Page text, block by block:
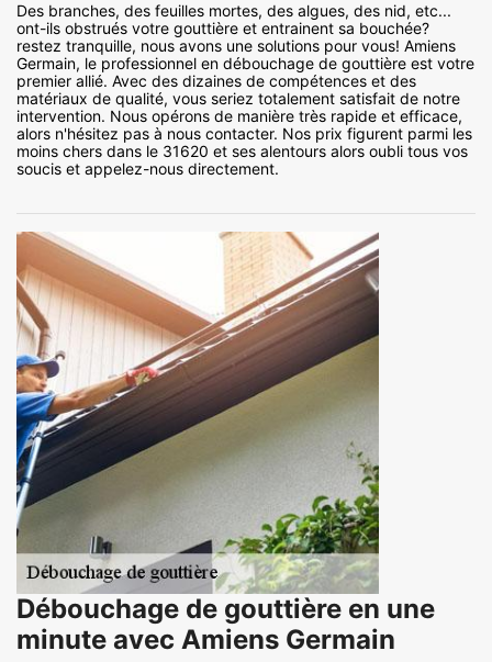
Des branches, des feuilles mortes, des algues, des nid, etc...
ont-ils obstrués votre gouttière et entrainent sa bouchée?
restez tranquille, nous avons une solutions pour vous! Amiens
Germain, le professionnel en débouchage de gouttière est votre
premier allié. Avec des dizaines de compétences et des
matériaux de qualité, vous seriez totalement satisfait de notre
intervention. Nous opérons de manière très rapide et efficace,
alors n'hésitez pas à nous contacter. Nos prix figurent parmi les
moins chers dans le 31620 et ses alentours alors oubli tous vos
soucis et appelez-nous directement.
Débouchage de gouttière en une
minute avec Amiens Germain